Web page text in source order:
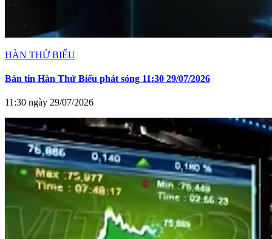
HÀN THỬ BIỂU
Bản tin Hàn Thử Biểu phát sóng 11:30 29/07/2026
11:30 ngày 29/07/2026